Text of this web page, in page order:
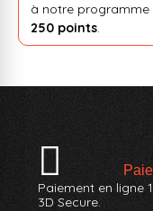
à notre programme
250 points.
Paiement en ligne
3D Secure.